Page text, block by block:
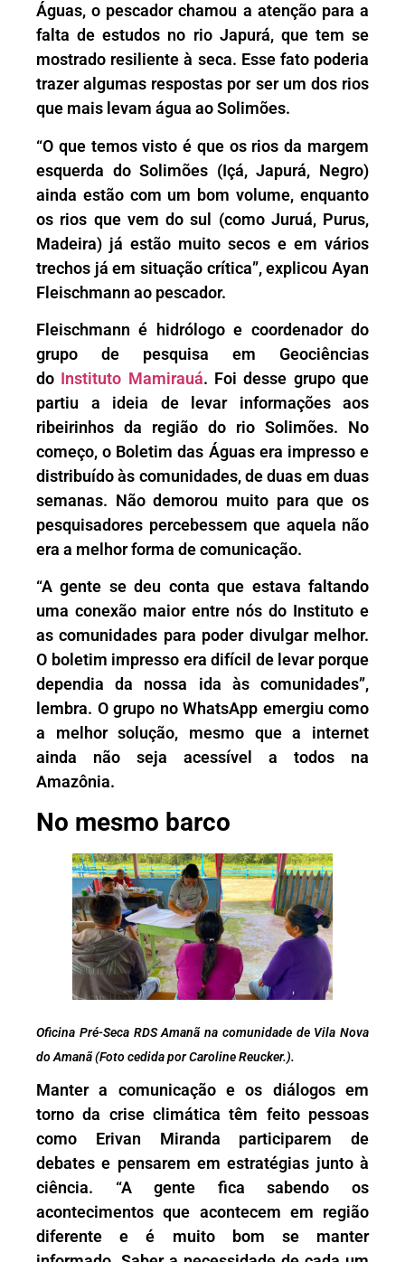
Águas, o pescador chamou a atenção para a
falta de estudos no rio Japurá, que tem se
mostrado resiliente à seca. Esse fato poderia
trazer algumas respostas por ser um dos rios
que mais levam água ao Solimões.
“O que temos visto é que os rios da margem
esquerda do Solimões (Içá, Japurá, Negro)
ainda estão com um bom volume, enquanto
os rios que vem do sul (como Juruá, Purus,
Madeira) já estão muito secos e em vários
trechos já em situação crítica”, explicou Ayan
Fleischmann ao pescador.
Fleischmann é hidrólogo e coordenador do
grupo de pesquisa em Geociências
do Instituto Mamirauá. Foi desse grupo que
partiu a ideia de levar informações aos
ribeirinhos da região do rio Solimões. No
começo, o Boletim das Águas era impresso e
distribuído às comunidades, de duas em duas
semanas. Não demorou muito para que os
pesquisadores percebessem que aquela não
era a melhor forma de comunicação.
“A gente se deu conta que estava faltando
uma conexão maior entre nós do Instituto e
as comunidades para poder divulgar melhor.
O boletim impresso era difícil de levar porque
dependia da nossa ida às comunidades”,
lembra. O grupo no WhatsApp emergiu como
a melhor solução, mesmo que a internet
ainda não seja acessível a todos na
Amazônia.
No mesmo barco
Oficina Pré-Seca RDS Amanã na comunidade de Vila Nova
do Amanã (Foto cedida por Caroline Reucker.).
Manter a comunicação e os diálogos em
torno da crise climática têm feito pessoas
como Erivan Miranda participarem de
debates e pensarem em estratégias junto à
ciência. “A gente fica sabendo os
acontecimentos que acontecem em região
diferente e é muito bom se manter